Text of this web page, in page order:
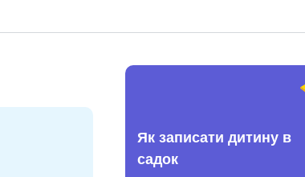
Як записати дитину в
садок